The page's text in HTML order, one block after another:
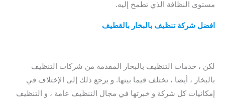
مستوى النظافة الذي تطمح إليه.
افضل شركة تنظيف بالبخار بالقطيف
لكن ، خدمات التنظيف بالبخار المقدمة من شركات التنظيف
بالبخار ، أيضا ، تختلف فيما بينها. و يرجع ذلك إلى الإختلاف في
إمكانيات كل شركة و خبرتها في مجال التنظيف عامة ، و التنظيف